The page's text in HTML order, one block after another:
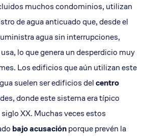
muchos condominios, utilizan
de agua anticuado que, desde el
agua sin interrupciones,
lo que genera un desperdicio muy
Los edificios que aún utilizan este
suelen ser edificios delcentro
donde este sistema era típico
XX. Muchas veces estos
bajo acusaciónporque prevén la